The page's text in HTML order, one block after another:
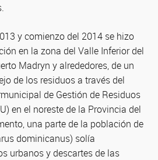
y comienzo del 2014 se hizo
en la zona del Valle Inferior del
Madryn y alrededores, de un
de los residuos a través del
de Gestión de Residuos
en el noreste de la Provincia del
una parte de la población de
dominicanus) solía
urbanos y descartes de las